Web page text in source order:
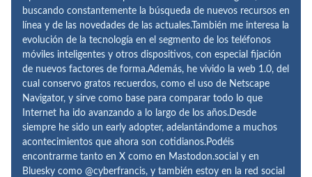
buscando constantemente la búsqueda de nuevos recursos en
línea y de las novedades de las actuales.También me interesa la
evolución de la tecnología en el segmento de los teléfonos
móviles inteligentes y otros dispositivos, con especial fijación
de nuevos factores de forma.Además, he vivido la web 1.0, del
cual conservo gratos recuerdos, como el uso de Netscape
Navigator, y sirve como base para comparar todo lo que
Internet ha ido avanzando a lo largo de los años.Desde
siempre he sido un early adopter, adelantándome a muchos
acontecimientos que ahora son cotidianos.Podéis
encontrarme tanto en X como en Mastodon.social y en
Bluesky como @cyberfrancis, y también estoy en la red social